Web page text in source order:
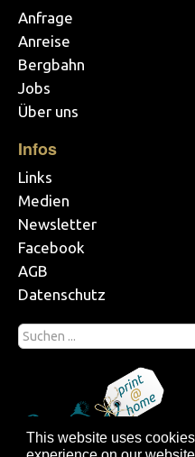
This website uses
Anfrage
Anreise
Bergbahn
Jobs
Über uns
Infos
Links
Medien
Newsletter
Facebook
AGB
Datenschutz